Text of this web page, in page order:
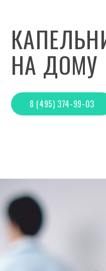
НА ДОМУ
8 (495) 374-99-03